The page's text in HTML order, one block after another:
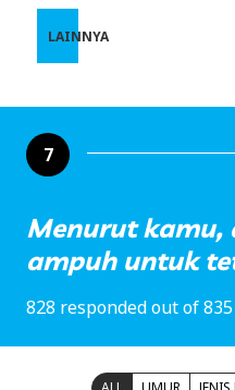
LAINNYA
7
Menurut kamu,
ampuh untuk
828 responded out of